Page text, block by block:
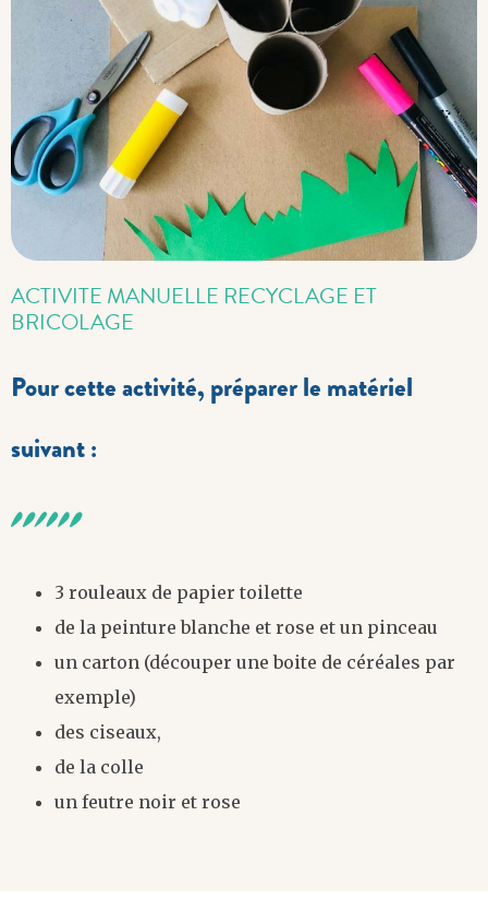
ACTIVITE MANUELLE RECYCLAGE ET
BRICOLAGE
Pour cette activité, préparer le matériel
suivant :
3 rouleaux de papier toilette
de la peinture blanche et rose et un pinceau
un carton (découper une boite de céréales par
exemple)
des ciseaux,
de la colle
un feutre noir et rose